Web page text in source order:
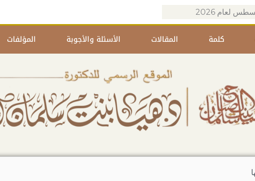
كلمة المقالات الأسئلة والأجوبة المؤلفات